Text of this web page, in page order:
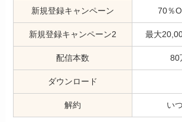
新規登録キャンペーン 70％
新規登録キャンペーン2 最大
配信本数 80
ダウンロード
解約 い